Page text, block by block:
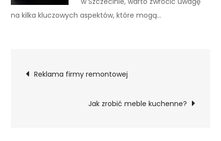
na kilka kluczowych aspektów, które mogą…
Nawigacja
Reklama firmy remontowej
Jak zrobić meble kuchenne?